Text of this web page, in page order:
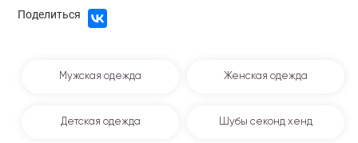
Поделиться
Мужская одежда Женская одежда
Детская одежда Шубы секонд хенд